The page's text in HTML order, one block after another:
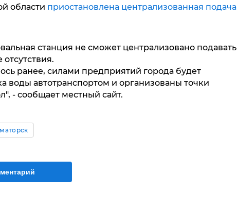
области приостановлена централизованная подача
станция не сможет централизовано подавать
ранее, силами предприятий города будет
воды автотранспортом и организованы точки
- сообщает местный сайт.